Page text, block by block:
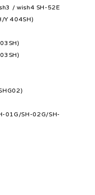
/ wish4 SH-52E
Y 404SH)
01G/SH-02G/SH-